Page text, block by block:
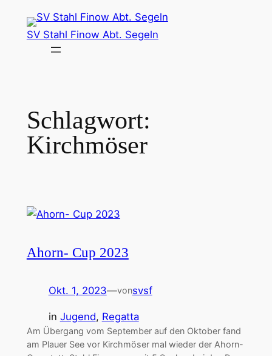
Inhalt
SV Stahl Finow Abt. Segeln
Schlagwort:
Kirchmöser
Ahorn- Cup 2023
Okt. 1, 2023—vonsvsf
in Jugend, Regatta
Am Übergang vom September auf den Oktober fand
am Plauer See vor Kirchmöser mal wieder der Ahorn-